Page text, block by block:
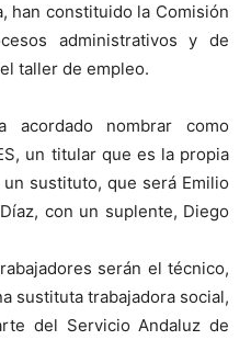
han constituido la Comisión
administrativos y de
taller de empleo.
nombrar como
un titular que es la propia
sustituto, que será Emilio
con un suplente, Diego
serán el técnico,
sustituta trabajadora social,
del Servicio Andaluz de